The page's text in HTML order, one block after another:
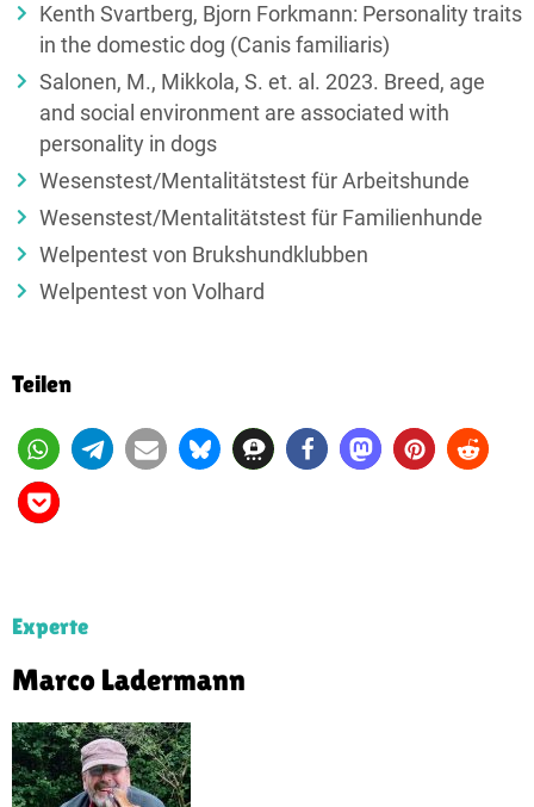
Kenth Svartberg, Bjorn Forkmann: Personality traits
in the domestic dog (Canis familiaris)
Salonen, M., Mikkola, S. et. al. 2023. Breed, age
and social environment are associated with
personality in dogs
Wesenstest/Mentalitätstest für Arbeitshunde
Wesenstest/Mentalitätstest für Familienhunde
Welpentest von Brukshundklubben
Welpentest von Volhard
Teilen
Experte
Marco Ladermann